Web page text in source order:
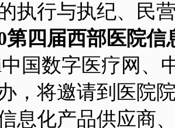
执行与执纪、民
第四届西部医院信
国数字医疗网、
，将邀请到医院
息化产品供应商